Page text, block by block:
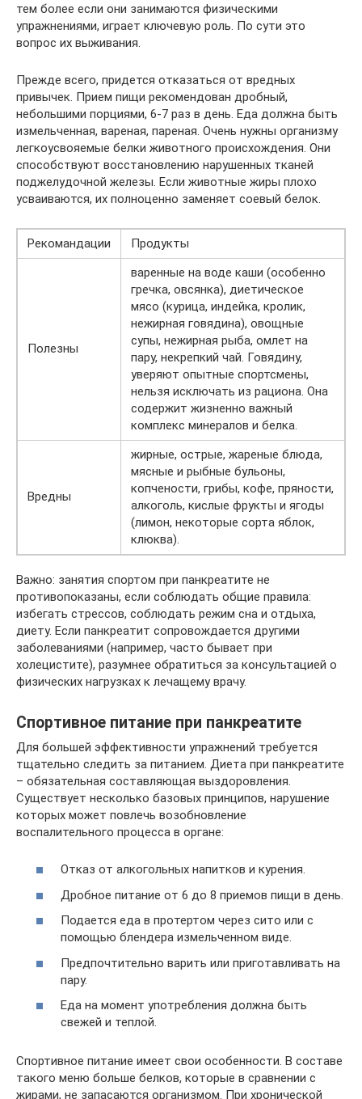
тем более если они занимаются физическими
упражнениями, играет ключевую роль. По сути это
вопрос их выживания.
Прежде всего, придется отказаться от вредных
привычек. Прием пищи рекомендован дробный,
небольшими порциями, 6-7 раз в день. Еда должна быть
измельченная, вареная, пареная. Очень нужны организму
легкоусвояемые белки животного происхождения. Они
способствуют восстановлению нарушенных тканей
поджелудочной железы. Если животные жиры плохо
усваиваются, их полноценно заменяет соевый белок.
Рекомандации Продукты
Полезны
варенные на воде каши (особенно
гречка, овсянка), диетическое
мясо (курица, индейка, кролик,
нежирная говядина), овощные
супы, нежирная рыба, омлет на
пару, некрепкий чай. Говядину,
уверяют опытные спортсмены,
нельзя исключать из рациона. Она
содержит жизненно важный
комплекс минералов и белка.
Вредны
жирные, острые, жареные блюда,
мясные и рыбные бульоны,
копчености, грибы, кофе, пряности,
алкоголь, кислые фрукты и ягоды
(лимон, некоторые сорта яблок,
клюква).
Важно: занятия спортом при панкреатите не
противопоказаны, если соблюдать общие правила:
избегать стрессов, соблюдать режим сна и отдыха,
диету. Если панкреатит сопровождается другими
заболеваниями (например, часто бывает при
холецистите), разумнее обратиться за консультацией о
физических нагрузках к лечащему врачу.
Спортивное питание при панкреатите
Для большей эффективности упражнений требуется
тщательно следить за питанием. Диета при панкреатите
– обязательная составляющая выздоровления.
Существует несколько базовых принципов, нарушение
которых может повлечь возобновление
воспалительного процесса в органе:
Отказ от алкогольных напитков и курения.
Дробное питание от 6 до 8 приемов пищи в день.
Подается еда в протертом через сито или с
помощью блендера измельченном виде.
Предпочтительно варить или приготавливать на
пару.
Еда на момент употребления должна быть
свежей и теплой.
Спортивное питание имеет свои особенности. В составе
такого меню больше белков, которые в сравнении с
жирами, не запасаются организмом. При хронической